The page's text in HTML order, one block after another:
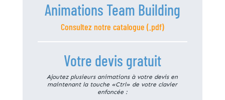
Animations Team Building
Consultez notre catalogue (.pdf)
Votre devis gratuit
Ajoutez plusieurs animations à votre devis en
maintenant la touche «Ctrl» de votre clavier
enfoncée :